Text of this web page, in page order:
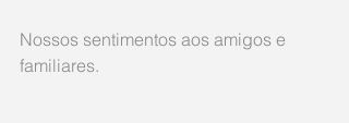
Nossos sentimentos aos amigos e
familiares.